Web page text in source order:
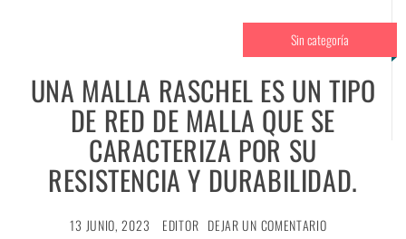
Sin categoría
UNA MALLA RASCHEL ES UN TIPO
DE RED DE MALLA QUE SE
CARACTERIZA POR SU
RESISTENCIA Y DURABILIDAD.
13 JUNIO, 2023 EDITOR DEJAR UN COMENTARIO